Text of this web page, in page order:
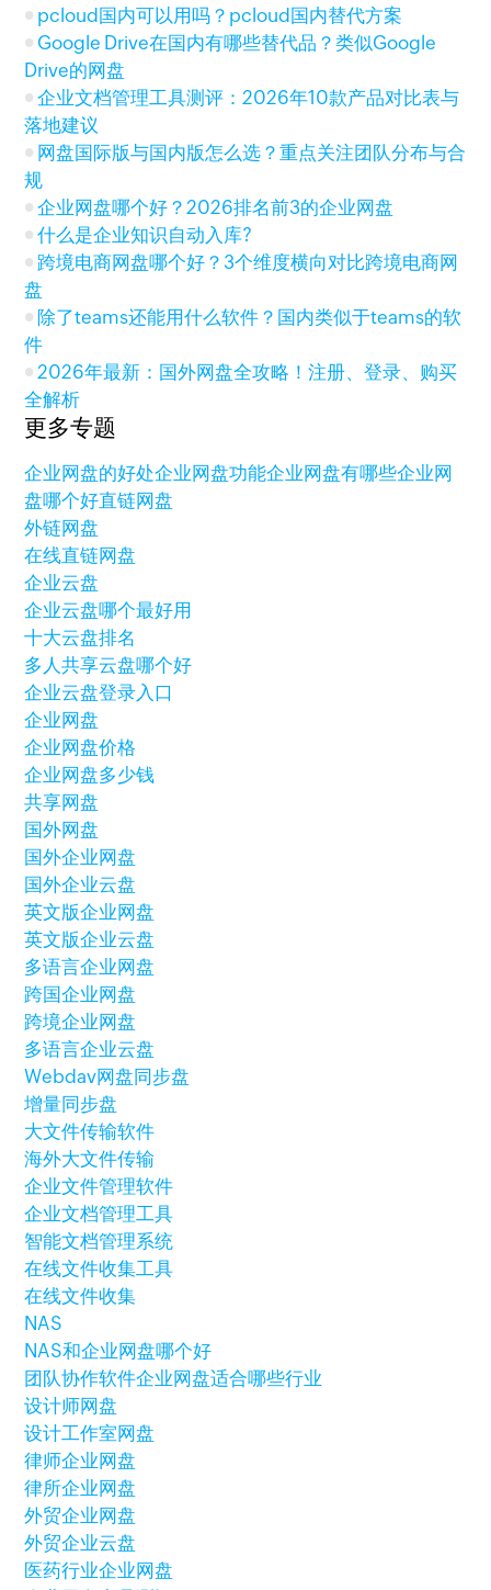
pcloud国内可以用吗？pcloud国内替代方案
Google Drive在国内有哪些替代品？类似Google
Drive的网盘
企业文档管理工具测评：2026年10款产品对比表与
落地建议
网盘国际版与国内版怎么选？重点关注团队分布与合
规
企业网盘哪个好？2026排名前3的企业网盘
什么是企业知识自动入库?
跨境电商网盘哪个好？3个维度横向对比跨境电商网
盘
除了teams还能用什么软件？国内类似于teams的软
件
2026年最新：国外网盘全攻略！注册、登录、购买
全解析
更多专题
企业网盘的好处企业网盘功能企业网盘有哪些企业网
盘哪个好直链网盘
外链网盘
在线直链网盘
企业云盘
企业云盘哪个最好用
十大云盘排名
多人共享云盘哪个好
企业云盘登录入口
企业网盘
企业网盘价格
企业网盘多少钱
共享网盘
国外网盘
国外企业网盘
国外企业云盘
英文版企业网盘
英文版企业云盘
多语言企业网盘
跨国企业网盘
跨境企业网盘
多语言企业云盘
Webdav网盘同步盘
增量同步盘
大文件传输软件
海外大文件传输
企业文件管理软件
企业文档管理工具
智能文档管理系统
在线文件收集工具
在线文件收集
NAS
NAS和企业网盘哪个好
团队协作软件企业网盘适合哪些行业
设计师网盘
设计工作室网盘
律师企业网盘
律所企业网盘
外贸企业网盘
外贸企业云盘
医药行业企业网盘